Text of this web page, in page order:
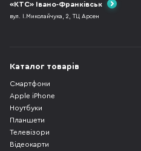
«КТС» Івано-Франківськ
вул. І.Миколайчука, 2, ТЦ Арсен
Каталог товарів
Смартфони
Apple iPhone
Ноутбуки
Планшети
Телевізори
Відеокарти